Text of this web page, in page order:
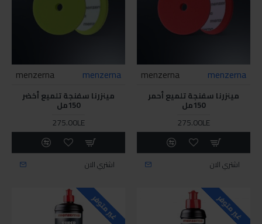
menzerna
menzerna
مينزرنا سفنجة تلميع أحمر
150مل
275.00LE
اشتري الان
menzerna
menzerna
مينزرنا سفنجة تلميع أخضر
150مل
275.00LE
اشتري الان
غير متوفر غير متوفر